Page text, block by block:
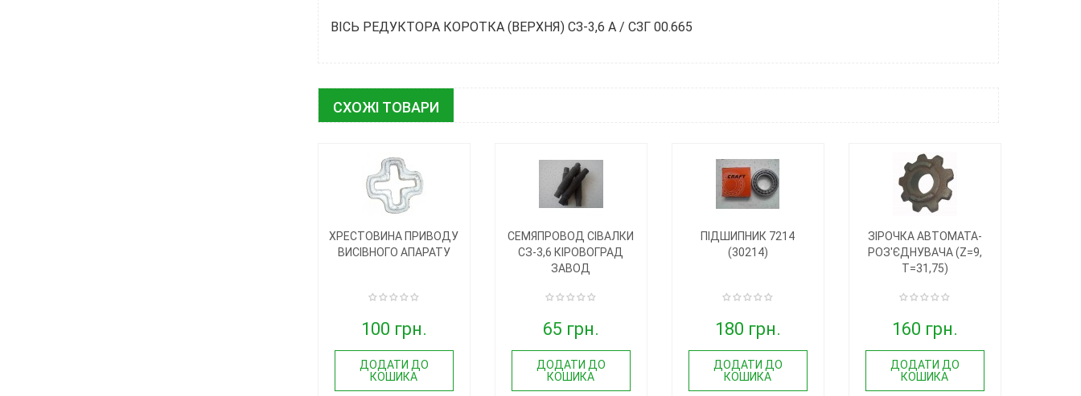
ВІСЬ РЕДУКТОРА КОРОТКА (ВЕРХНЯ) СЗ-3,6 А / СЗГ 00.665
СХОЖІ ТОВАРИ
ХРЕСТОВИНА ПРИВОДУ
ВИСІВНОГО АПАРАТУ
100 грн.
ДОДАТИ ДО
КОШИКА
СЕМЯПРОВОД СІВАЛКИ
СЗ-3,6 КІРОВОГРАД
ЗАВОД
65 грн.
ДОДАТИ ДО
КОШИКА
ПІДШИПНИК 7214
(30214)
180 грн.
ДОДАТИ ДО
КОШИКА
ЗІРОЧКА АВТОМАТА-
РОЗ'ЄДНУВАЧА (Z=9,
T=31,75)
160 грн.
ДОДАТИ ДО
КОШИКА